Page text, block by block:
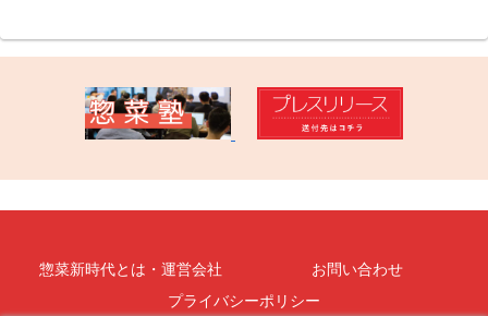
惣菜新時代とは・運営会社
お問い合わせ
プライバシーポリシー